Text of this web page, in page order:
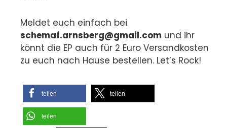
Meldet euch einfach bei
schemaf.arnsberg@gmail.com und ihr
könnt die EP auch für 2 Euro Versandkosten
zu euch nach Hause bestellen. Let’s Rock!
teilen teilen
teilen